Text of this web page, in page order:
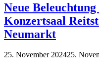
Neue
Konzertsaal
Neumarkt
25. November 202425.